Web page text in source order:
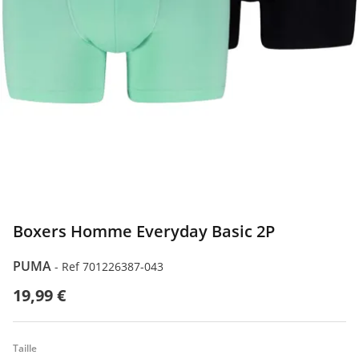
Boxers Homme Everyday Basic 2P
PUMA - Ref 701226387-043
19,99 €
Taille